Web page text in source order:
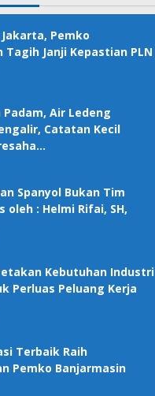
Pemko
Tagih Janji Kepastian PLN
Air Ledeng
Catatan Kecil
Spanyol Bukan Tim
oleh : Helmi Rifai, SH,
Kebutuhan Industri
Perluas Peluang Kerja
Terbaik Raih
Pemko Banjarmasin